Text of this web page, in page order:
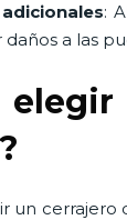
:
a las
un cerrajero